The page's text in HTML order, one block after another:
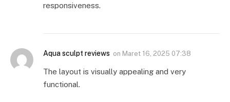
responsiveness.
Aqua sculpt reviews on Maret 16, 2025 07:38
The layout is visually appealing and very
functional.